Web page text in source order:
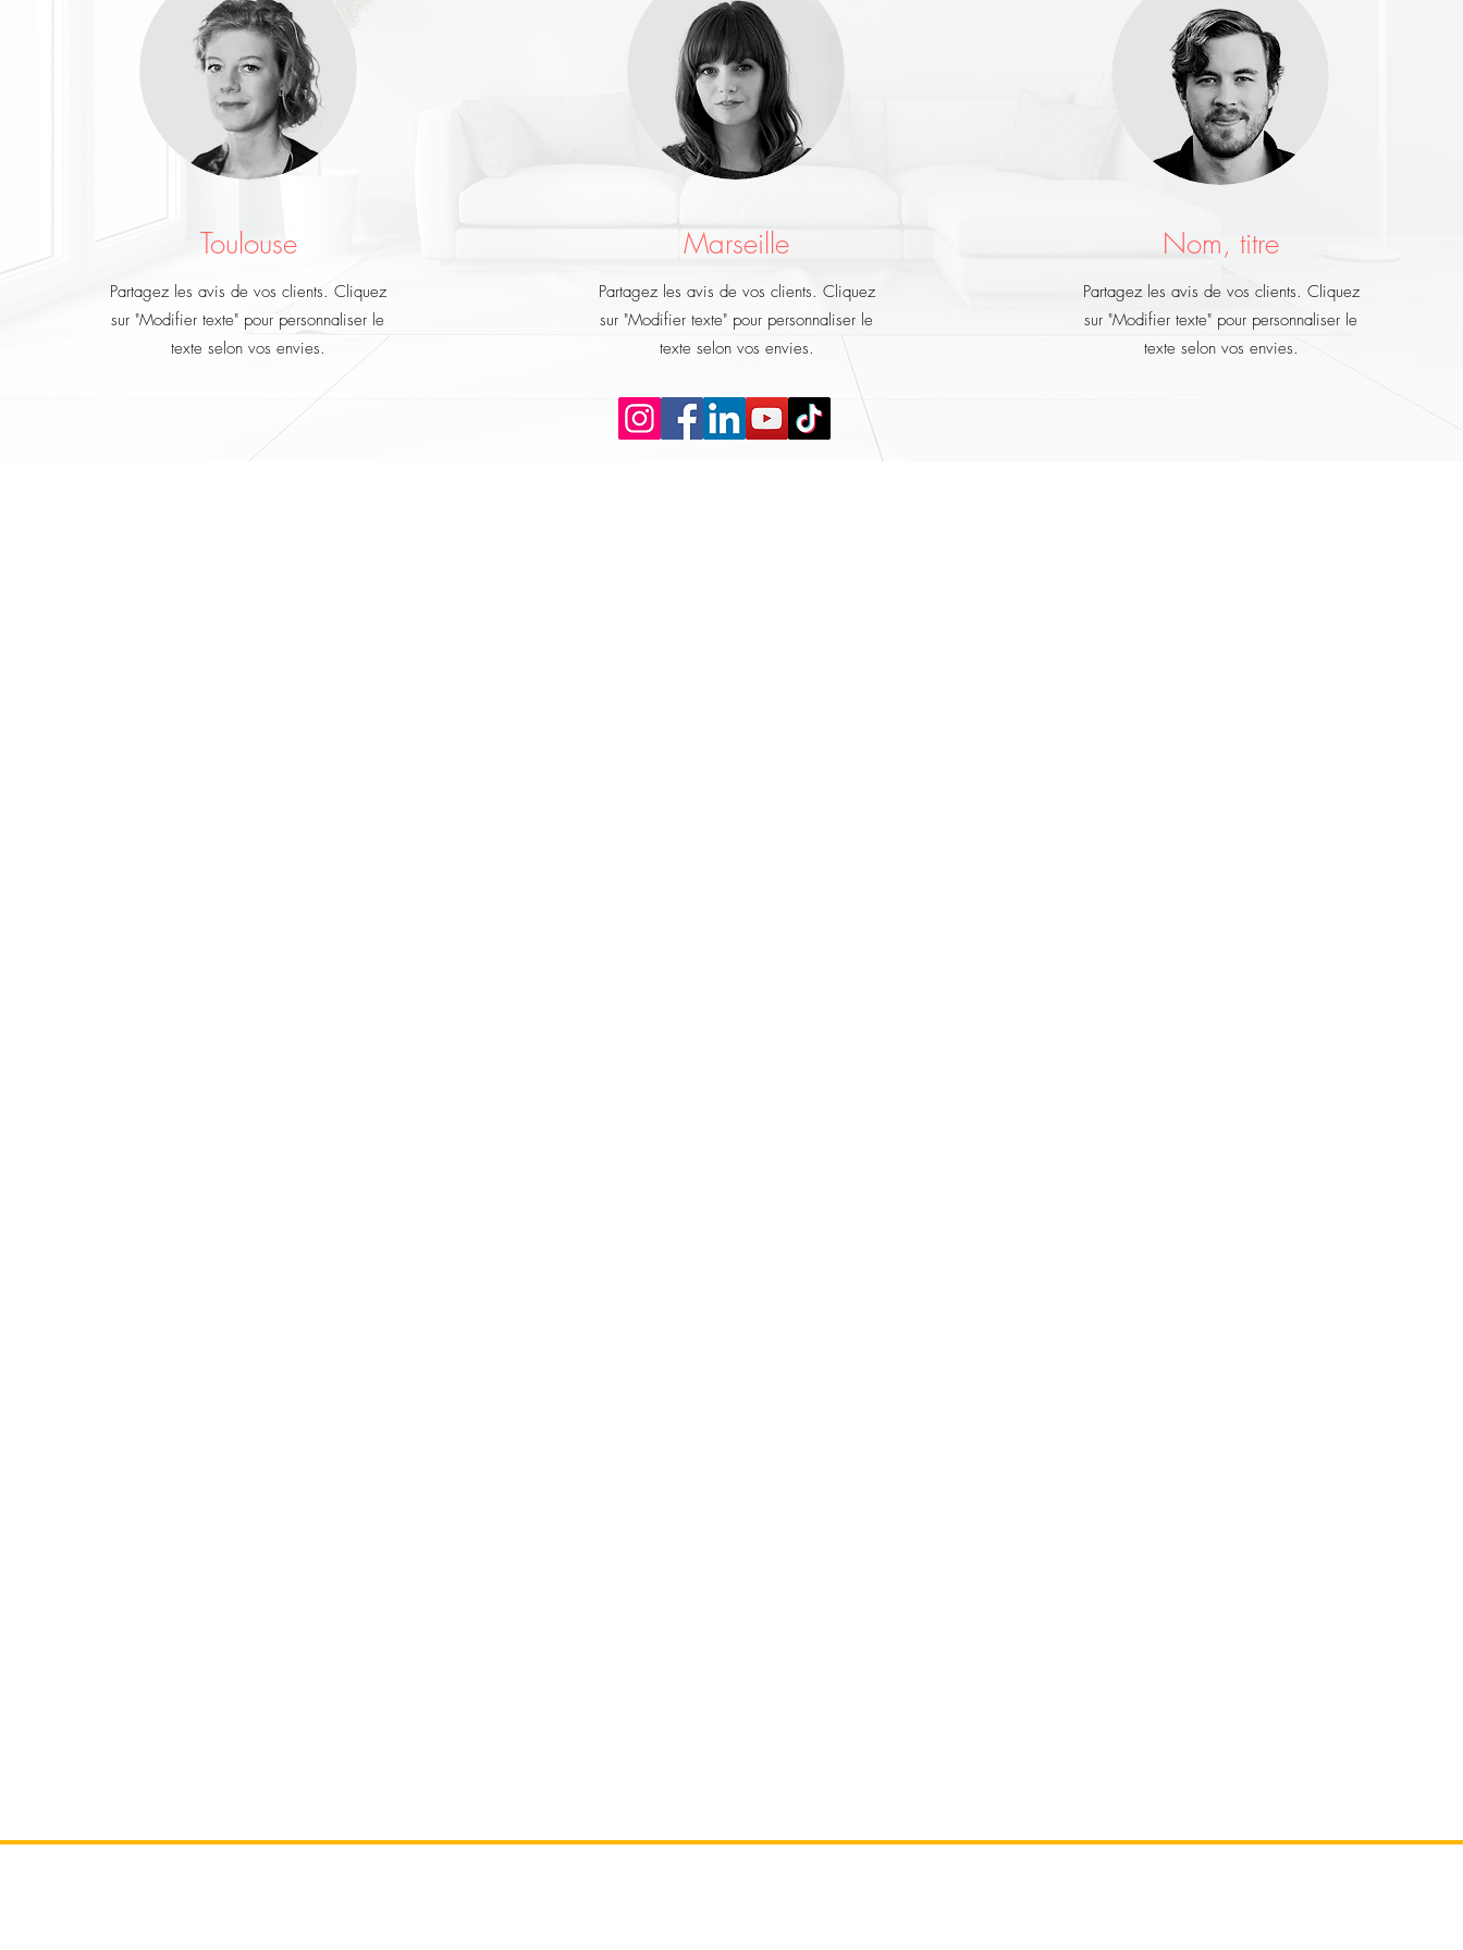
Toulouse
Partagez les avis de vos clients. Cliquez
sur "Modifier texte" pour personnaliser le
texte selon vos envies.
Marseille
Partagez les avis de vos clients. Cliquez
sur "Modifier texte" pour personnaliser le
texte selon vos envies.
Nom, titre
Partagez les avis de vos clients. Cliquez
sur "Modifier texte" pour personnaliser le
texte selon vos envies.